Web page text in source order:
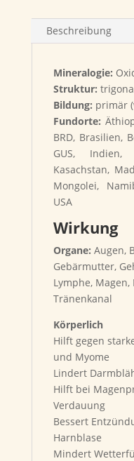
Beschreibung
Mineralogie:
Struktur:
Bildung: primär
Fundorte:
BRD, Brasilien,
GUS, Indien,
Kasachstan,
Mongolei,
USA
Wirkung
Organe: Augen,
Gebärmutter,
Lymphe,
Tränenkanal
Körperlich
Hilft gegen
und Myome
Lindert
Hilft bei
Verdauung
Bessert
Harnblase
Mindert